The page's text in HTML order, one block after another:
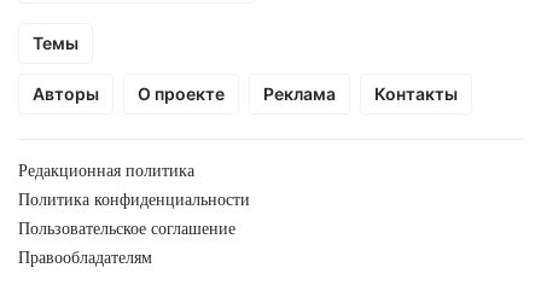
Темы
Авторы О проекте Реклама Контакты
Редакционная политика
Политика конфиденциальности
Пользовательское соглашение
Правообладателям